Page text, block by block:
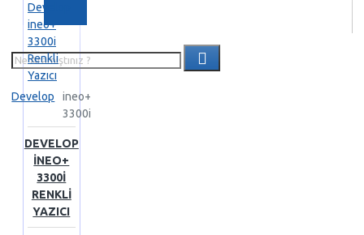
Develop
ineo+
3300i
DEVELOP
INEO+
3300I
RENKLI
YAZICI